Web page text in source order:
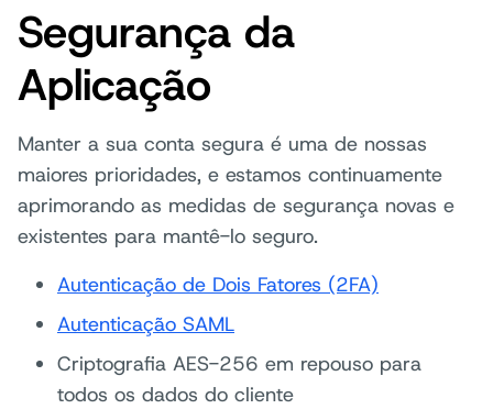
Segurança da
Aplicação
Manter a sua conta segura é uma de nossas
maiores prioridades, e estamos continuamente
aprimorando as medidas de segurança novas e
existentes para mantê-lo seguro.
Autenticação de Dois Fatores (2FA)
Autenticação SAML
Criptografia AES-256 em repouso para
todos os dados do cliente